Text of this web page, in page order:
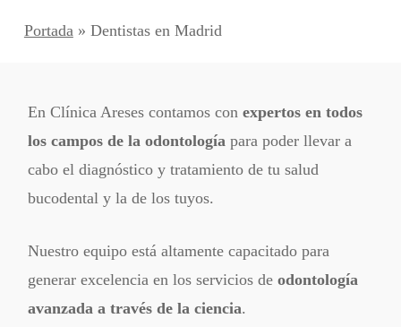
Portada » Dentistas en Madrid
En Clínica Areses contamos conexpertos en todos
los campos de la odontología para poder llevar a
cabo el diagnóstico y tratamiento de tu salud
bucodental y la de los tuyos.
Nuestro equipo está altamente capacitado para
generar excelencia en los servicios deodontología
avanzada a través de la ciencia.